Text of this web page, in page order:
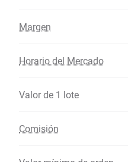
Margen
Horario del Mercado
Valor de 1 lote
Comisión